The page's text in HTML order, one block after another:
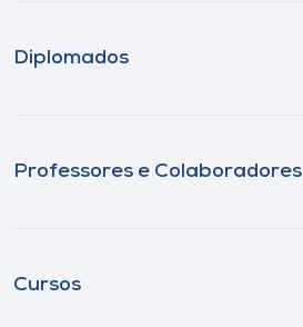
Diplomados
Professores e Colaboradores
Cursos